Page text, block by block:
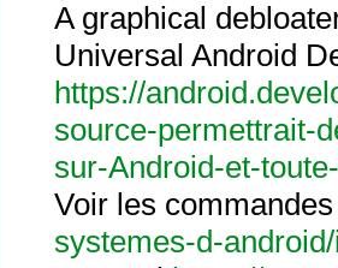
A graphical
Universal Android
https://
source-permettrait-
sur-Android-et-
Voir les
systemes-d-